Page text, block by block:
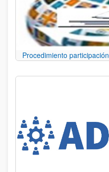
Procedimiento